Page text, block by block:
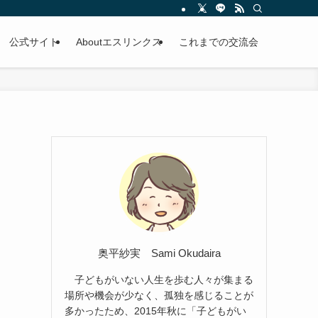
公式サイト Aboutエスリンクス これまでの交流会
奥平紗実 Sami Okudaira
子どもがいない人生を歩む人々が集まる
場所や機会が少なく、孤独を感じることが
多かったため、2015年秋に「子どもがい